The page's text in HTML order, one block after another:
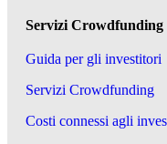
Servizi Crowdfunding
Guida per gli investitori
Servizi Crowdfunding
Costi connessi agli